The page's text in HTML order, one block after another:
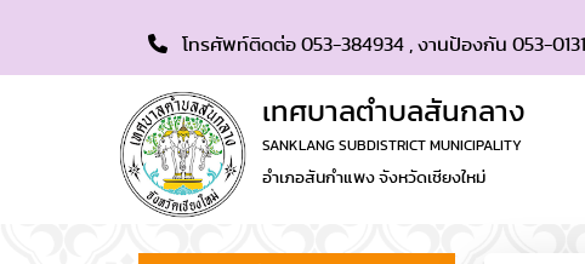
โทรศัพท์ติดต่อ 053-384934 , งานป้องกัน 053-
เทศบาลตำบลสันกลาง
SANKLANG SUBDISTRICT MUNICIPALITY
อำเภอสันกำแพง จังหวัดเชียงใหม่